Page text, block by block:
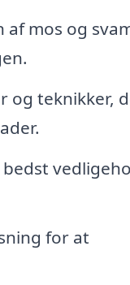
mos og
og teknikker,
for at